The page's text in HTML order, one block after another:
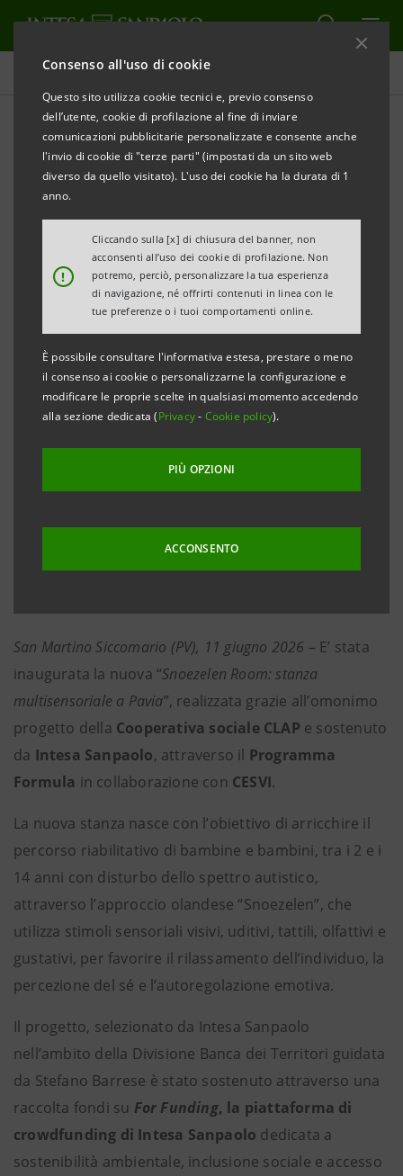
Consenso all'uso di cookie
Questo sito utilizza cookie tecnici e, previo consenso
dell’utente, cookie di profilazione al fine di inviare
comunicazioni pubblicitarie personalizzate e consente anche
l'invio di cookie di "terze parti" (impostati da un sito web
diverso da quello visitato). L'uso dei cookie ha la durata di 1
anno.
!
Cliccando sulla [x] di chiusura del banner, non
acconsenti all’uso dei cookie di profilazione. Non
potremo, perciò, personalizzare la tua esperienza
di navigazione, né offrirti contenuti in linea con le
tue preferenze o i tuoi comportamenti online.
È possibile consultare l'informativa estesa, prestare o meno
il consenso ai cookie o personalizzarne la configurazione e
modificare le proprie scelte in qualsiasi momento accedendo
alla sezione dedicata (Privacy- Cookie policy).
PIÙ OPZIONI
ACCONSENTO
Comunicati stampa
STAMPA AGGIORNA
A PAVIA INAUGURATA LA NUOVA STANZA
MULTISENSORIALE PER I BAMBINI NELLO SPETTRO
UN PROGETTO DELLA COOPERATIVA SOCIALE CLAP
SOSTENUTO DA INTESA SANPAOLO
Un ambiente multisensoriale nel Centro e
Laboratorio per l’Apprendimento (CLAP) a San
Martino Siccomario per arricchire la riabilitazione
Intesa Sanpaolo ha partecipato attivamente al
crowdfunding destinando un contributo di 2 euro
San Martino Siccomario (PV), 11 giugno 2026 – E’ stata
inaugurata la nuova “Snoezelen Room: stanza
multisensoriale a Pavia”, realizzata grazie all’omonimo
progetto della Cooperativa sociale CLAP e sostenuto
da Intesa Sanpaolo, attraverso il Programma
Formula in collaborazione con CESVI.
La nuova stanza nasce con l’obiettivo di arricchire il
percorso riabilitativo di bambine e bambini, tra i 2 e i
14 anni con disturbo dello spettro autistico,
attraverso l’approccio olandese “Snoezelen”, che
utilizza stimoli sensoriali visivi, uditivi, tattili, olfattivi e
gustativi, per favorire il rilassamento dell’individuo, la
percezione del sé e l’autoregolazione emotiva.
Il progetto, selezionato da Intesa Sanpaolo
nell’ambito della Divisione Banca dei Territori guidata
da Stefano Barrese è stato sostenuto attraverso una
raccolta fondi su For Funding, la piattaforma di
crowdfunding di Intesa Sanpaolo dedicata a
sostenibilità ambientale, inclusione sociale e accesso